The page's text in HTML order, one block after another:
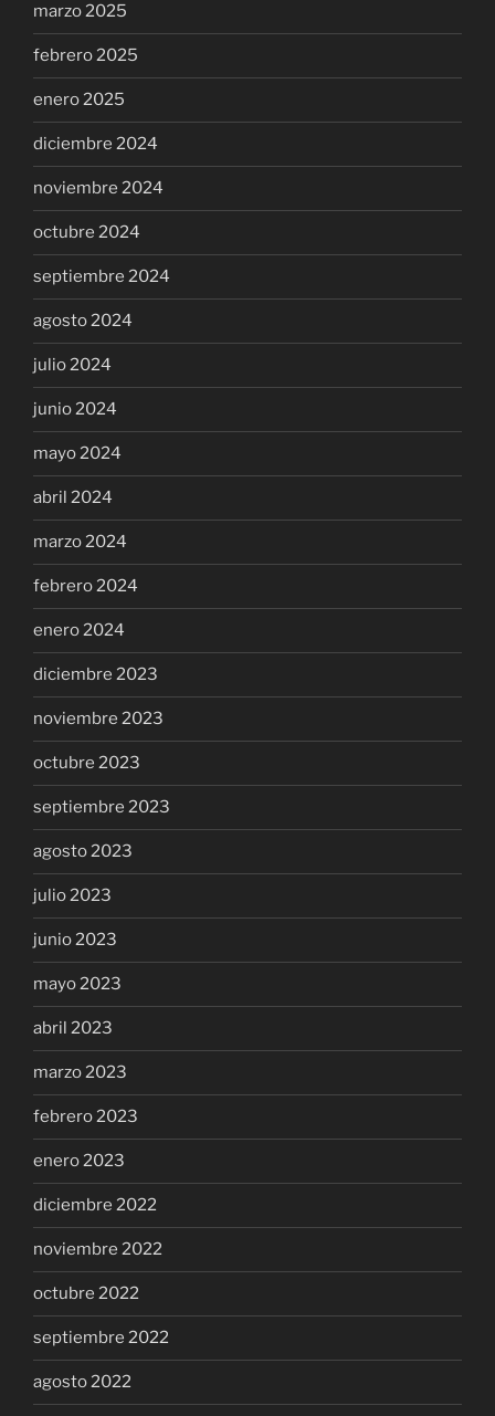
marzo 2025
febrero 2025
enero 2025
diciembre 2024
noviembre 2024
octubre 2024
septiembre 2024
agosto 2024
julio 2024
junio 2024
mayo 2024
abril 2024
marzo 2024
febrero 2024
enero 2024
diciembre 2023
noviembre 2023
octubre 2023
septiembre 2023
agosto 2023
julio 2023
junio 2023
mayo 2023
abril 2023
marzo 2023
febrero 2023
enero 2023
diciembre 2022
noviembre 2022
octubre 2022
septiembre 2022
agosto 2022